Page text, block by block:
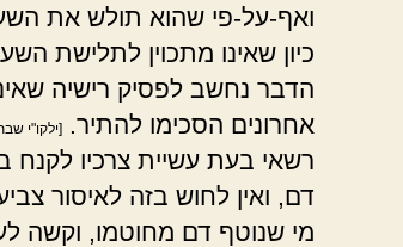
ואף-על-פי שהוא תולש את
כיון שאינו מתכוין לתלישת
הדבר נחשב לפסיק רישיה
אחרונים הסכימו להתיר.
[ילקו"י
רשאי בעת עשיית צרכיו לקנח
דם, ואין לחוש בזה לאיסור
מי שנוטף דם מחוטמו, וקשה